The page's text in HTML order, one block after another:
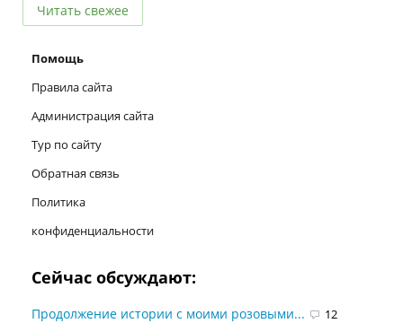
Читать свежее
Помощь
Правила сайта
Администрация сайта
Тур по сайту
Обратная связь
Политика
конфиденциальности
Сейчас обсуждают:
Продолжение истории с моими розовыми... 12